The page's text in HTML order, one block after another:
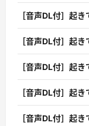
［音声DL付］起
［音声DL付］起
［音声DL付］起
［音声DL付］起
［音声DL付］起